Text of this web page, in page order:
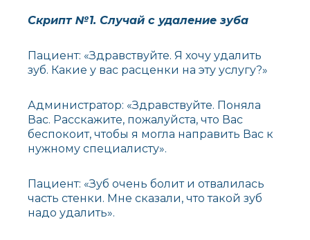
Скрипт №1. Случай с удаление зуба
Пациент: «Здравствуйте. Я хочу удалить
зуб. Какие у вас расценки на эту услугу?»
Администратор: «Здравствуйте. Поняла
Вас. Расскажите, пожалуйста, что Вас
беспокоит, чтобы я могла направить Вас к
нужному специалисту».
Пациент: «Зуб очень болит и отвалилась
часть стенки. Мне сказали, что такой зуб
надо удалить».